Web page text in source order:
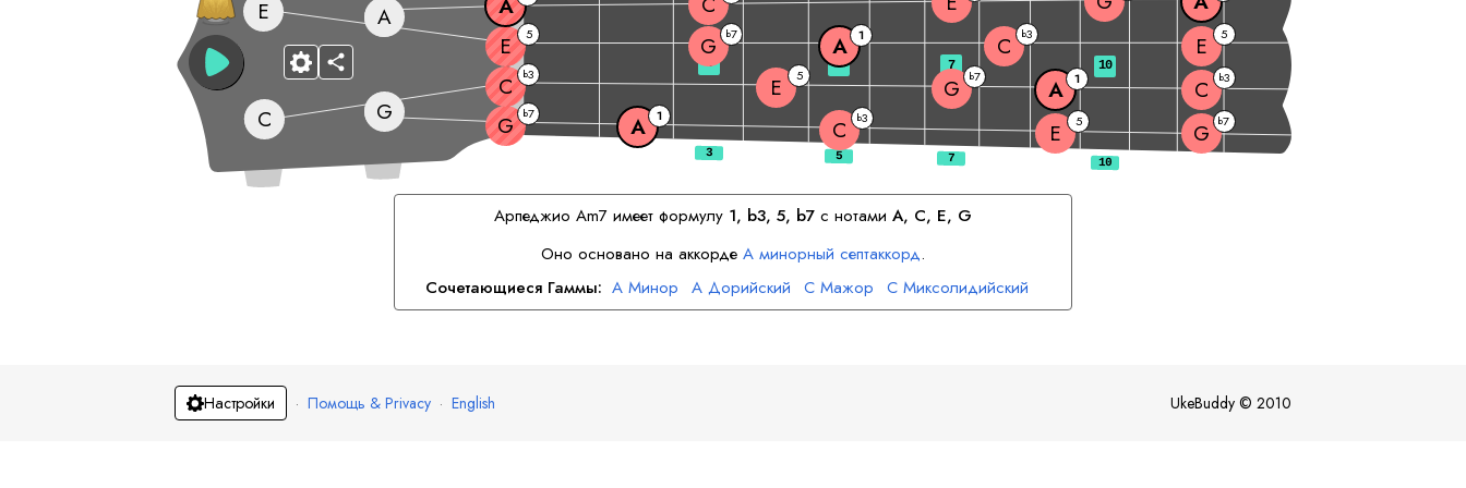
G G b7 A 1 C b3
E 5 G b7
C
C b3 E 5 G b7 A 1 C b3
E
E
5 G b7 A 1 C b3 E 5
A
3 5 7 10
Арпеджио Am7 имеет формулу 1, b3, 5, b7 с нотами A, C, E, G
Оно основано на аккорде A минорный септаккорд.
Сочетающиеся Гаммы: A Минор A Дорийский C Мажор C Миксолидийский
E Минор E Фригийский G Мажор G Дорийский
Настройки · Помощь & Privacy · English UkeBuddy © 2010